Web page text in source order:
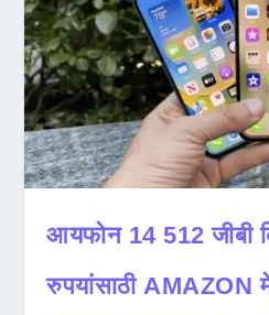
आयफोन 14 512 जीबी
रुपयांसाठी AMAZON